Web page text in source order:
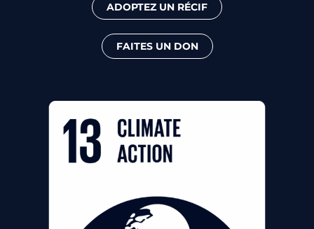
ADOPTEZ UN RÉCIF
FAITES UN DON